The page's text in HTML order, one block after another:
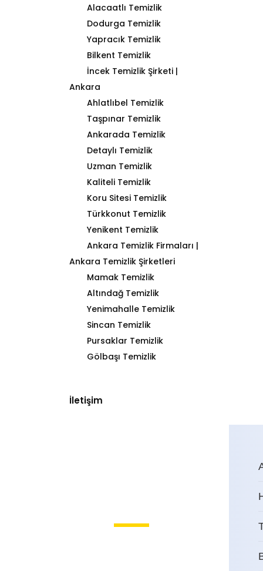
Alacaatlı Temizlik
Dodurga Temizlik
Yapracık Temizlik
Bilkent Temizlik
İncek Temizlik Şirketi |
Ankara
Ahlatlıbel Temizlik
Taşpınar Temizlik
Ankarada Temizlik
Detaylı Temizlik
Uzman Temizlik
Kaliteli Temizlik
Koru Sitesi Temizlik
Türkkonut Temizlik
Yenikent Temizlik
Ankara Temizlik Firmaları |
Ankara Temizlik Şirketleri
Mamak Temizlik
Altındağ Temizlik
Yenimahalle Temizlik
Sincan Temizlik
Pursaklar Temizlik
Gölbaşı Temizlik
İletişim